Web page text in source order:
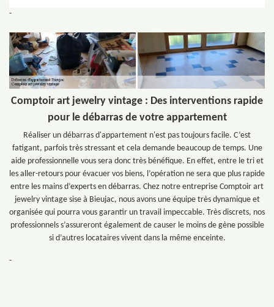
-
Comptoir art jewelry vintage : Des interventions rapide
pour le débarras de votre appartement
Réaliser un débarras d'appartement n'est pas toujours facile. C’est
fatigant, parfois très stressant et cela demande beaucoup de temps. Une
aide professionnelle vous sera donc très bénéfique. En effet, entre le tri et
les aller-retours pour évacuer vos biens, l’opération ne sera que plus rapide
entre les mains d’experts en débarras. Chez notre entreprise Comptoir art
jewelry vintage sise à Bieujac, nous avons une équipe très dynamique et
organisée qui pourra vous garantir un travail impeccable. Très discrets, nos
professionnels s’assureront également de causer le moins de gène possible
si d’autres locataires vivent dans la même enceinte.
-